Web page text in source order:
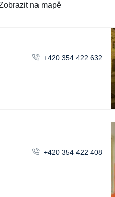
na mapě
+420 354 422 632
+420 354 422 408